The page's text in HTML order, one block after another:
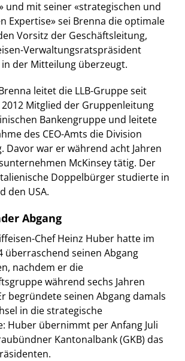
und mit seiner «strategischen und
Expertise» sei Brenna die optimale
Vorsitz der Geschäftsleitung,
Verwaltungsratspräsident
der Mitteilung überzeugt.
leitet die LLB-Gruppe seit
2012 Mitglied der Gruppenleitung
Bankengruppe und leitete
des CEO-Amts die Division
Davor war er während acht Jahren
McKinsey tätig. Der
Doppelbürger studierte in
den USA.
Abgang
Chef Heinz Huber hatte im
überraschend seinen Abgang
nachdem er die
während sechs Jahren
begründete seinen Abgang damals
in die strategische
Huber übernimmt per Anfang Juli
Kantonalbank (GKB) das